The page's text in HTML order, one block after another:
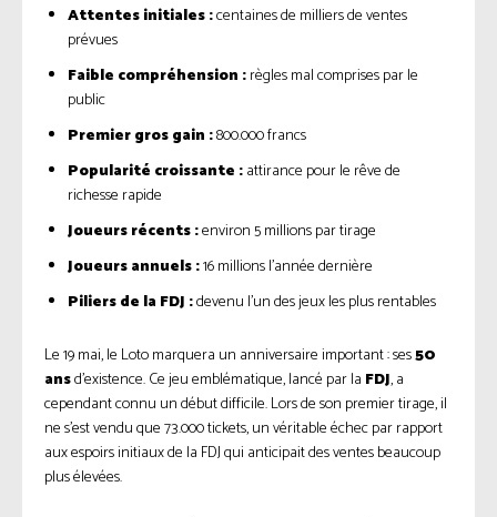
Attentes initiales :centaines de milliers de ventes
prévues
Faible compréhension :règles mal comprises par le
public
Premier gros gain :800.000 francs
Popularité croissante :attirance pour le rêve de
richesse rapide
Joueurs récents :environ 5 millions par tirage
Joueurs annuels :16 millions l’année dernière
Piliers de la FDJ :devenu l’un des jeux les plus rentables
Le 19 mai, le Loto marquera un anniversaire important : ses50
ansd’existence. Ce jeu emblématique, lancé par la FDJ, a
cependant connu un début difficile. Lors de son premier tirage, il
ne s’est vendu que 73.000 tickets, un véritable échec par rapport
aux espoirs initiaux de la FDJ qui anticipait des ventes beaucoup
plus élevées.